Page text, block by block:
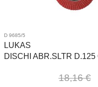
D 9685/5
LUKAS
DISCHI ABR.SLTR D.125
18,16 €